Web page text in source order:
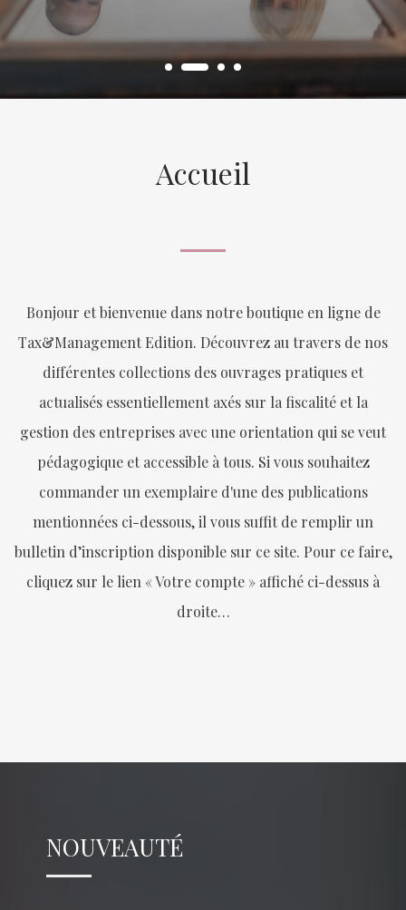
Accueil
Bonjour et bienvenue dans notre boutique en ligne de
Tax&Management Edition. Découvrez au travers de nos
différentes collections des ouvrages pratiques et
actualisés essentiellement axés sur la fiscalité et la
gestion des entreprises avec une orientation qui se veut
pédagogique et accessible à tous. Si vous souhaitez
commander un exemplaire d'une des publications
mentionnées ci-dessous, il vous suffit de remplir un
bulletin d’inscription disponible sur ce site. Pour ce faire,
cliquez sur le lien « Votre compte » affiché ci-dessus à
droite…
NOUVEAUTÉ